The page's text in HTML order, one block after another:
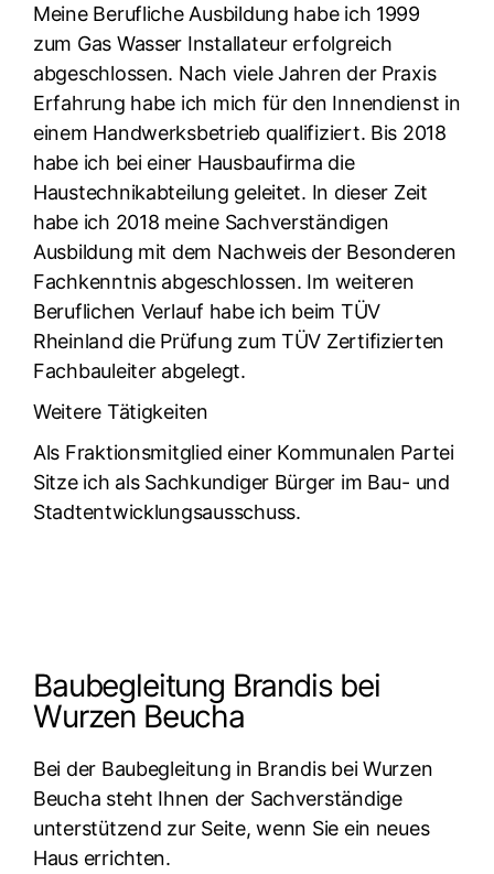
Meine Berufliche Ausbildung habe ich 1999
zum Gas Wasser Installateur erfolgreich
abgeschlossen. Nach viele Jahren der Praxis
Erfahrung habe ich mich für den Innendienst in
einem Handwerksbetrieb qualifiziert. Bis 2018
habe ich bei einer Hausbaufirma die
Haustechnikabteilung geleitet. In dieser Zeit
habe ich 2018 meine Sachverständigen
Ausbildung mit dem Nachweis der Besonderen
Fachkenntnis abgeschlossen. Im weiteren
Beruflichen Verlauf habe ich beim TÜV
Rheinland die Prüfung zum TÜV Zertifizierten
Fachbauleiter abgelegt.
Weitere Tätigkeiten
Als Fraktionsmitglied einer Kommunalen Partei
Sitze ich als Sachkundiger Bürger im Bau- und
Stadtentwicklungsausschuss.
Baubegleitung Brandis bei
Wurzen Beucha
Bei der Baubegleitung in Brandis bei Wurzen
Beucha steht Ihnen der Sachverständige
unterstützend zur Seite, wenn Sie ein neues
Haus errichten.